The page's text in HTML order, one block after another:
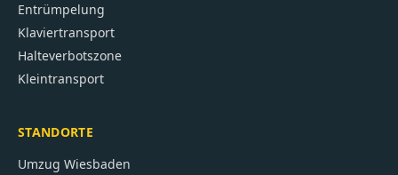
Entrümpelung
Klaviertransport
Halteverbotszone
Kleintransport
STANDORTE
Umzug Wiesbaden